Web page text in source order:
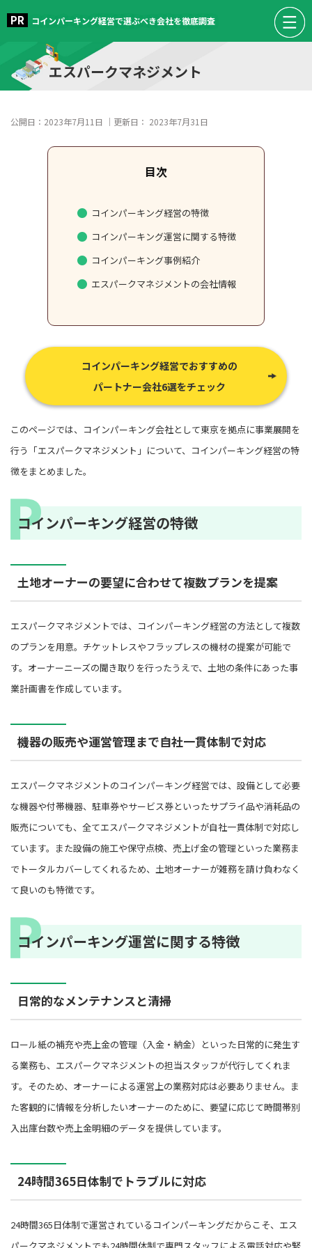
コインパーキング経営で選ぶべき会社を徹底調査
エスパークマネジメント
公開日： 2023年7月11日 ｜更新日： 2023年7月31日
コインパーキング経営の特徴
コインパーキング運営に関する特徴
コインパーキング事例紹介
エスパークマネジメントの会社情報
コインパーキング経営でおすすめの
パートナー会社6選をチェック
このページでは、コインパーキング会社として東京を拠点に事業展開を
行う「エスパークマネジメント」について、コインパーキング経営の特
徴をまとめました。
コインパーキング経営の特徴
土地オーナーの要望に合わせて複数プランを提案
エスパークマネジメントでは、コインパーキング経営の方法として複数
のプランを用意。チケットレスやフラップレスの機材の提案が可能で
す。オーナーニーズの聞き取りを行ったうえで、土地の条件にあった事
業計画書を作成しています。
機器の販売や運営管理まで自社一貫体制で対応
エスパークマネジメントのコインパーキング経営では、設備として必要
な機器や付帯機器、駐車券やサービス券といったサプライ品や消耗品の
販売についても、全てエスパークマネジメントが自社一貫体制で対応し
ています。また設備の施工や保守点検、売上げ金の管理といった業務ま
でトータルカバーしてくれるため、土地オーナーが雑務を請け負わなく
て良いのも特徴です。
コインパーキング運営に関する特徴
日常的なメンテナンスと清掃
ロール紙の補充や売上金の管理（入金・納金）といった日常的に発生す
る業務も、エスパークマネジメントの担当スタッフが代行してくれま
す。そのため、オーナーによる運営上の業務対応は必要ありません。ま
た客観的に情報を分析したいオーナーのために、要望に応じて時間帯別
入出庫台数や売上金明細のデータを提供しています。
24時間365日体制でトラブルに対応
24時間365日体制で運営されているコインパーキングだからこそ、エス